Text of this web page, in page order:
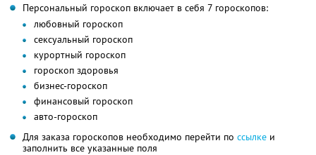
Персональный гороскоп включает в себя 7 гороскопов:
любовный гороскоп
сексуальный гороскоп
курортный гороскоп
гороскоп здоровья
бизнес-гороскоп
финансовый гороскоп
авто-гороскоп
Для заказа гороскопов необходимо перейти по ссылке и
заполнить все указанные поля